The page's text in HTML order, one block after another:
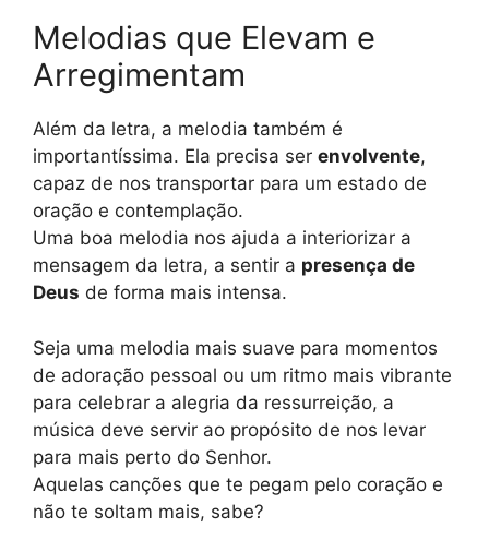
Melodias que Elevam e
Arregimentam
Além da letra, a melodia também é
importantíssima. Ela precisa ser envolvente,
capaz de nos transportar para um estado de
oração e contemplação.
Uma boa melodia nos ajuda a interiorizar a
mensagem da letra, a sentir a presença de
Deus de forma mais intensa.
Seja uma melodia mais suave para momentos
de adoração pessoal ou um ritmo mais vibrante
para celebrar a alegria da ressurreição, a
música deve servir ao propósito de nos levar
para mais perto do Senhor.
Aquelas canções que te pegam pelo coração e
não te soltam mais, sabe?